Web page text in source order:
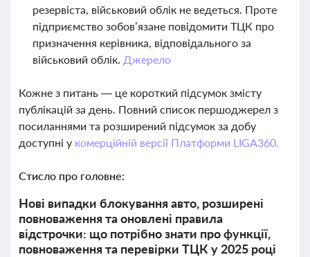
резервіста, військовий облік не ведеться. Проте
підприємство зобов’язане повідомити ТЦК про
призначення керівника, відповідального за
військовий облік. Джерело
Кожне з питань — це короткий підсумок змісту
публікацій за день. Повний список першоджерел з
посиланнями та розширений підсумок за добу
доступні у комерційній версії Платформи LIGA360.
Стисло про головне:
Нові випадки блокування авто, розширені
повноваження та оновлені правила
відстрочки: що потрібно знати про функції,
повноваження та перевірки ТЦК у 2025 році